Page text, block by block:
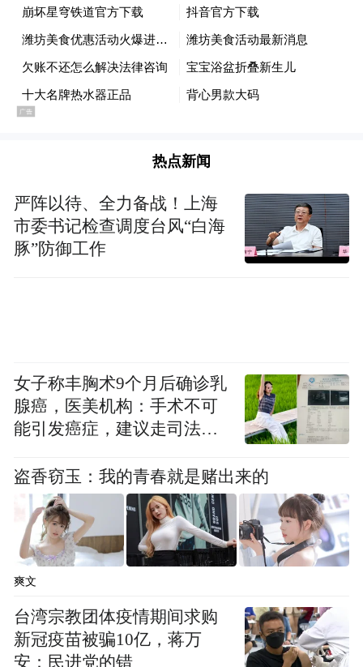
热点新闻
严阵以待、全力备战！上海
市委书记检查调度台风“白海
豚”防御工作
女子称丰胸术9个月后确诊乳
腺癌，医美机构：手术不可
能引发癌症，建议走司法途
盗香窃玉：我的青春就是赌出来的
爽文
台湾宗教团体疫情期间求购
新冠疫苗被骗10亿，蒋万
安：民进党的错